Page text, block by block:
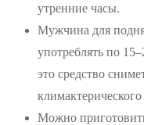
утренние часы.
Мужчина для
употреблять по
это средство
Можно